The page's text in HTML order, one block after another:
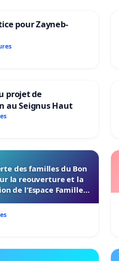
pour Zayneb-
projet de
au Seignus Haut
des familles du Bon
la reouverture et la
de l’Espace Familles